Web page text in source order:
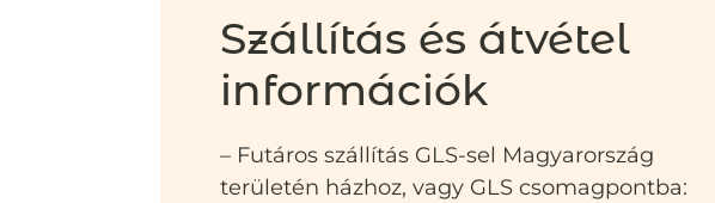
Szállítás és átvétel
információk
– Futáros szállítás GLS-sel Magyarország
területén házhoz, vagy GLS csomagpontba: